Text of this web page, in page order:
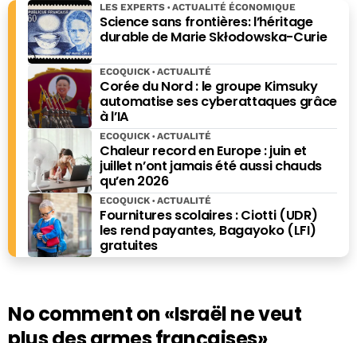
Science sans frontières: l’héritage
durable de Marie Skłodowska-Curie
LES EXPERTS ACTUALITÉ ÉCONOMIQUE
Corée du Nord : le groupe Kimsuky
automatise ses cyberattaques grâce
à l’IA
ECOQUICK ACTUALITÉ
Chaleur record en Europe : juin et
juillet n’ont jamais été aussi chauds
qu’en 2026
ECOQUICK ACTUALITÉ
Fournitures scolaires : Ciotti (UDR)
les rend payantes, Bagayoko (LFI)
gratuites
ECOQUICK ACTUALITÉ
No comment on«Israël ne veut